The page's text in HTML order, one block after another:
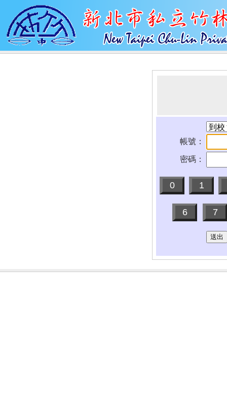
帳號：
密碼：